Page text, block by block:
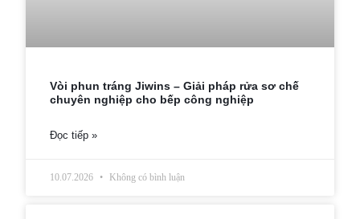
Vòi phun tráng Jiwins – Giải pháp rửa sơ chế
chuyên nghiệp cho bếp công nghiệp
Đọc tiếp »
10.07.2026 Không có bình luận